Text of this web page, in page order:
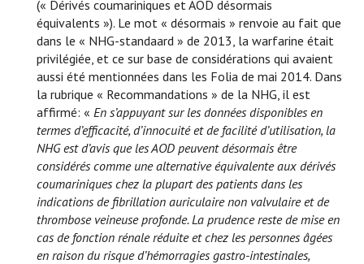
(« Dérivés coumariniques et AOD désormais
équivalents »). Le mot « désormais » renvoie au fait que
dans le « NHG-standaard » de 2013, la warfarine était
privilégiée, et ce sur base de considérations qui avaient
aussi été mentionnées dans les Folia de mai 2014. Dans
la rubrique « Recommandations » de la NHG, il est
affirmé: « En s’appuyant sur les données disponibles en
termes d’efficacité, d’innocuité et de facilité d’utilisation, la
NHG est d’avis que les AOD peuvent désormais être
considérés comme une alternative équivalente aux dérivés
coumariniques chez la plupart des patients dans les
indications de fibrillation auriculaire non valvulaire et de
thrombose veineuse profonde. La prudence reste de mise en
cas de fonction rénale réduite et chez les personnes âgées
en raison du risque d’hémorragies gastro-intestinales,